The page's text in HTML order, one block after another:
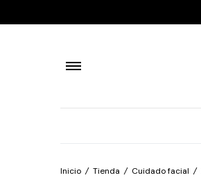
Inicio / Tienda / Cuidado facial /